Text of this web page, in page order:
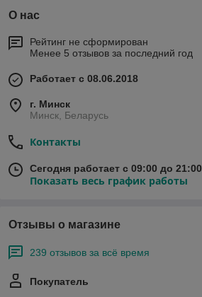
О нас
Рейтинг не сформирован
Менее 5 отзывов за последний год
Работает с 08.06.2018
г. Минск
Минск, Беларусь
Контакты
Сегодня работает с 09:00 до 21:00
Показать весь график работы
Отзывы о магазине
239 отзывов за всё время
Покупатель